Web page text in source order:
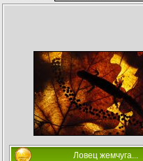
Ловец жемчуга...